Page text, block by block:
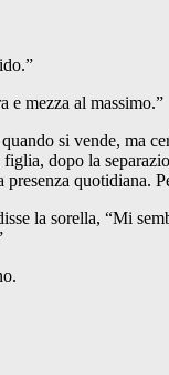
e mezza al massimo.”
si vende, ma
dopo la
quotidiana.
la sorella, “Mi